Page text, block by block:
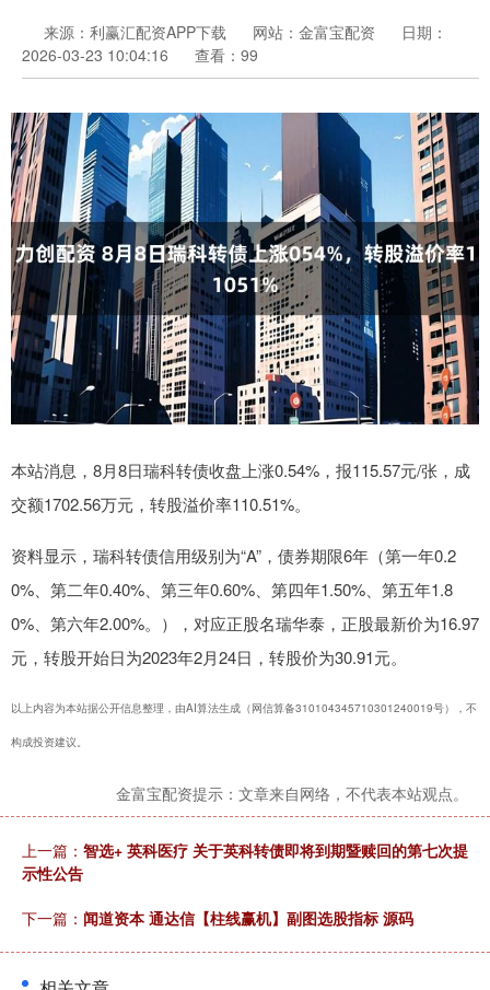
来源：利赢汇配资APP下载 网站：金富宝配资
日期：
2026-03-23 10:04:16
查看：99
本站消息，8月8日瑞科转债收盘上涨0.54%，报115.57元/张，成
交额1702.56万元，转股溢价率110.51%。
资料显示，瑞科转债信用级别为“A”，债券期限6年（第一年0.2
0%、第二年0.40%、第三年0.60%、第四年1.50%、第五年1.8
0%、第六年2.00%。），对应正股名瑞华泰，正股最新价为16.97
元，转股开始日为2023年2月24日，转股价为30.91元。
以上内容为本站据公开信息整理，由AI算法生成（网信算备310104345710301240019号），不
构成投资建议。
金富宝配资提示：文章来自网络，不代表本站观点。
上一篇： 智选+ 英科医疗 关于英科转债即将到期暨赎回的第七次提
示性公告
下一篇： 闻道资本 通达信【柱线赢机】副图选股指标 源码